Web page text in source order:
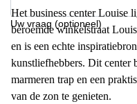
Uw vraag (optioneel)
Het business center Louise
beroemde winkelstraat
en is een echte
kunstliefhebbers. Dit center
marmeren trap en een
van de zon te genieten.